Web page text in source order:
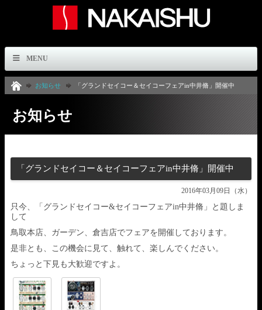
MENU
お知らせ 「グランドセイコー＆セイコーフェアin中井脩」開催中
お知らせ
「グランドセイコー＆セイコーフェアin中井脩」開催中
2016年03月09日（水）
只今、「グランドセイコー&セイコーフェアin中井脩」と題しま
して
鳥取本店、ガーデン、倉吉店でフェアを開催しております。
是非とも、この機会に見て、触れて、楽しんでください。
ちょっと下見も大歓迎ですよ。